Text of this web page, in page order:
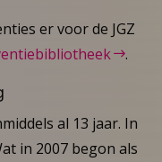
er voor de JGZ
.
al 13 jaar. In
in 2007 begon als